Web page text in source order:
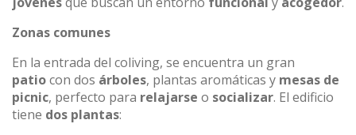
Zonas comunes
En la entrada del coliving, se encuentra un gran
patiocon dos árboles, plantas aromáticas y mesas de
picnic, perfecto para relajarse o socializar. El edificio
tiene dos plantas: